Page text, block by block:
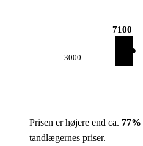
3000
7100
Prisen er højere end ca. 77%
tandlægernes priser.